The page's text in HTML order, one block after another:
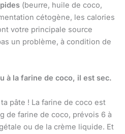
(beurre, huile de coco,
cétogène, les calories
votre principale source
un problème, à condition de
à la farine de coco, il est sec.
pâte ! La farine de coco est
de farine de coco, prévois 6 à
ou de la crème liquide. Et